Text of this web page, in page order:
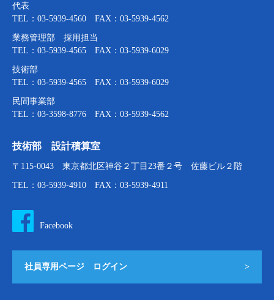
代表
TEL：03-5939-4560 FAX：03-5939-4562
業務管理部 採用担当
TEL：03-5939-4565 FAX：03-5939-6029
技術部
TEL：03-5939-4565 FAX：03-5939-6029
民間事業部
TEL：03-3598-8776 FAX：03-5939-4562
技術部 設計積算室
〒115-0043 東京都北区神谷２丁目23番２号 佐藤ビル２階
TEL：03-5939-4910 FAX：03-5939-4911
Facebook
社員専用ページ ログイン >